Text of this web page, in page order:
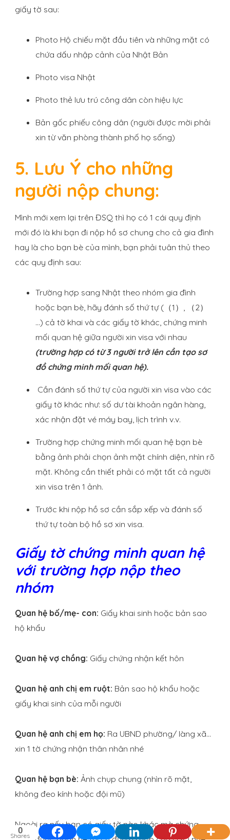
giấy tờ sau:
Photo Hộ chiếu mặt đầu tiên và những mặt có
chứa dấu nhập cảnh của Nhật Bản
Photo visa Nhật
Photo thẻ lưu trú công dân còn hiệu lực
Bản gốc phiếu công dân (người được mời phải
xin từ văn phòng thành phố họ sống)
5. Lưu Ý cho những
người nộp chung:
Mình mới xem lại trên ĐSQ thì họ có 1 cái quy định
mới đó là khi bạn đi nộp hồ sơ chung cho cả gia đình
hay là cho bạn bè của mình, bạn phải tuân thủ theo
các quy định sau:
Trường hợp sang Nhật theo nhóm gia đình
hoặc bạn bè, hãy đánh số thứ tự (（1）, （2）
…) cả tờ khai và các giấy tờ khác, chứng minh
mối quan hệ giữa người xin visa với nhau
(trường hợp có từ 3 người trở lên cần tạo sơ
đồ chứng minh mối quan hệ).
Cần đánh số thứ tự của người xin visa vào các
giấy tờ khác như: số dư tài khoản ngân hàng,
xác nhận đặt vé máy bay, lịch trình v.v.
Trường hợp chứng minh mối quan hệ bạn bè
bằng ảnh phải chọn ảnh mặt chính diện, nhìn rõ
mặt. Không cần thiết phải có mặt tất cả người
xin visa trên 1 ảnh.
Trước khi nộp hồ sơ cần sắp xếp và đánh số
thứ tự toàn bộ hồ sơ xin visa.
Giấy tờ chứng minh quan hệ
với trường hợp nộp theo
nhóm
Quan hệ bố/mẹ- con: Giấy khai sinh hoặc bản sao
hộ khẩu
Quan hệ vợ chồng: Giấy chứng nhận kết hôn
Quan hệ anh chị em ruột: Bản sao hộ khẩu hoặc
giấy khai sinh của mỗi người
Quan hệ anh chị em họ: Ra UBND phường/ làng xã…
xin 1 tờ chứng nhận thân nhân nhé
Quan hệ bạn bè: Ảnh chụp chung (nhìn rõ mặt,
không đeo kính hoặc đội mũ)
Ngoài ra nếu bạn có giấy tờ nào khác mà chứng
0
Shares